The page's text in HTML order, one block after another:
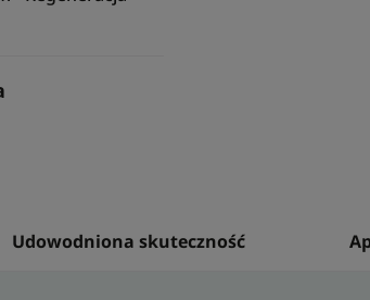
• PRZYSPIESZA
• POMAGA
Udowodniona skuteczność